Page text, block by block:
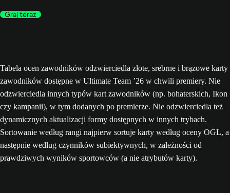
Graj teraz
Tabela ocen zawodników odzwierciedla złote, srebrne i brązowe karty
zawodników dostępne w Ultimate Team ’26 w chwili premiery. Nie
odzwierciedla innych typów kart zawodników (np. bohaterskich, Ikon
czy kampanii), w tym dodanych po premierze. Nie odzwierciedla też
dynamicznych aktualizacji formy dostępnych w innych trybach.
Sortowanie według rangi najpierw sortuje karty według oceny OGL, a
następnie według czynników subiektywnych, w zależności od
prawdziwych wyników sportowców (a nie atrybutów karty).